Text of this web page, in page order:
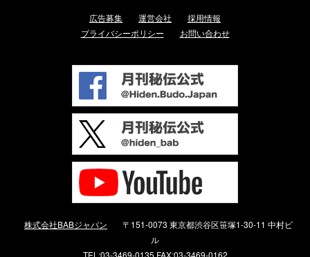
広告募集 運営会社
採用情報
プライバシーポリシー
お問い合わせ
株式会社BABジャパン
〒151-0073 東京都渋谷区笹塚1-30-11 中村ビ
ル
TEL:03-3469-0135 FAX:03-3469-0162